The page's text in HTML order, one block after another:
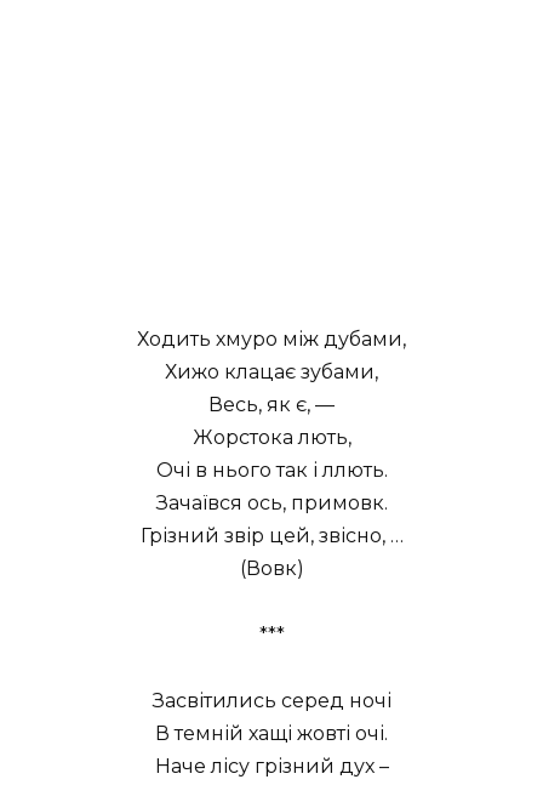
Ходить хмуро між дубами,
Хижо клацає зубами,
Весь, як є, —
Жорстока лють,
Очі в нього так і ллють.
Зачаївся ось, примовк.
Грізний звір цей, звісно, …
(Вовк)
***
Засвітились серед ночі
В темній хащі жовті очі.
Наче лісу грізний дух –